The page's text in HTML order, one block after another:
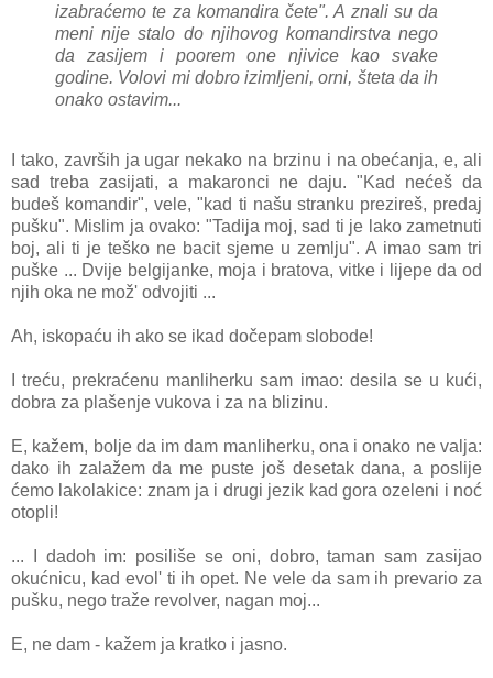
izabraćemo te za komandira čete". A znali su da
meni nije stalo do njihovog komandirstva nego
da zasijem i poorem one njivice kao svake
godine. Volovi mi dobro izimljeni, orni, šteta da ih
onako ostavim...
I tako, završih ja ugar nekako na brzinu i na obećanja, e, ali
sad treba zasijati, a makaronci ne daju. "Kad nećeš da
budeš komandir", vele, "kad ti našu stranku prezireš, predaj
pušku". Mislim ja ovako: "Tadija moj, sad ti je lako zametnuti
boj, ali ti je teško ne bacit sjeme u zemlju". A imao sam tri
puške ... Dvije belgijanke, moja i bratova, vitke i lijepe da od
njih oka ne mož' odvojiti ...
Ah, iskopaću ih ako se ikad dočepam slobode!
I treću, prekraćenu manliherku sam imao: desila se u kući,
dobra za plašenje vukova i za na blizinu.
E, kažem, bolje da im dam manliherku, ona i onako ne valja:
dako ih zalažem da me puste još desetak dana, a poslije
ćemo lakolakice: znam ja i drugi jezik kad gora ozeleni i noć
otopli!
... I dadoh im: posiliše se oni, dobro, taman sam zasijao
okućnicu, kad evol' ti ih opet. Ne vele da sam ih prevario za
pušku, nego traže revolver, nagan moj...
E, ne dam - kažem ja kratko i jasno.